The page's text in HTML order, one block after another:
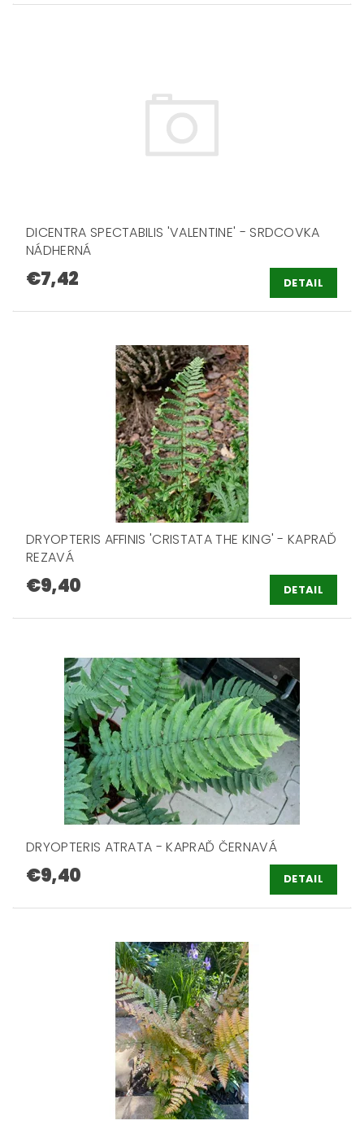
DICENTRA SPECTABILIS 'VALENTINE' - SRDCOVKA
NÁDHERNÁ
€7,42 DETAIL
DRYOPTERIS AFFINIS 'CRISTATA THE KING' - KAPRAĎ
REZAVÁ
€9,40 DETAIL
DRYOPTERIS ATRATA - KAPRAĎ ČERNAVÁ
€9,40 DETAIL